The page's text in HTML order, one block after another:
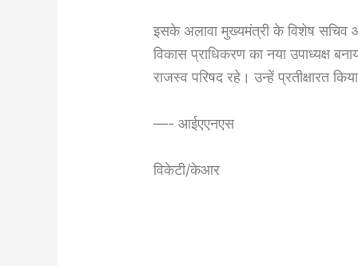
इसके अलावा मुख्यमंत्री के विशेष
विकास प्राधिकरण का नया उपाध्यक्ष
राजस्व परिषद रहे। उन्हें प्रतीक्षारत
—- आईएएनएस
विकेटी/केआर